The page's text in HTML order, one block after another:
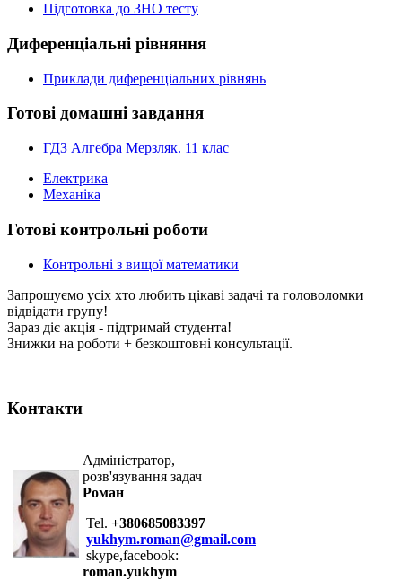
Підготовка до ЗНО тесту
Диференціальні рівняння
Приклади диференціальних рівнянь
Готові домашні завдання
ГДЗ Алгебра Мерзляк. 11 клас
Електрика
Механіка
Готові контрольні роботи
Контрольні з вищої математики
Запрошуємо усіх хто любить цікаві задачі та головоломки
відвідати групу!
Зараз діє акція - підтримай студента!
Знижки на роботи + безкоштовні консультації.
Контакти
Адміністратор,
розв'язування задач
Роман
Tel. +380685083397
yukhym.roman@gmail.com
skype,facebook:
roman.yukhym